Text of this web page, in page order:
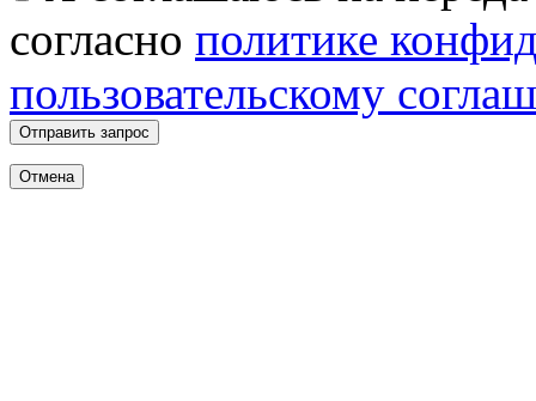
согласно политике
пользовательскому
Отправить запрос
Отмена